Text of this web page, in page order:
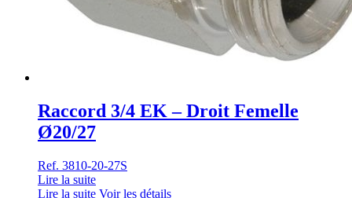
Raccord 3/4 EK – Droit Femelle
Ø20/27
Ref. 3810-20-27S
Lire la suite
Lire la suite Voir les détails